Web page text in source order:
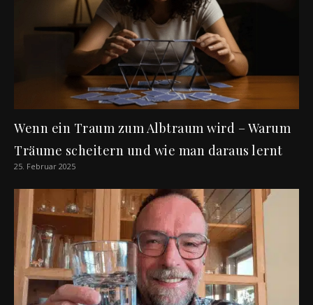
Wenn ein Traum zum Albtraum wird – Warum
Träume scheitern und wie man daraus lernt
25. Februar 2025